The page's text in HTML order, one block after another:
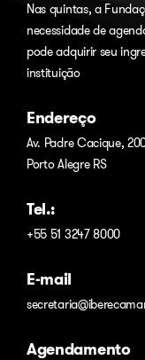
Nas quintas, a
necessidade de
pode adquirir seu
instituição
Endereço
Av. Padre Cacique,
Porto Alegre RS
Tel.:
+55 51 3247 8000
E-mail
Agendamento